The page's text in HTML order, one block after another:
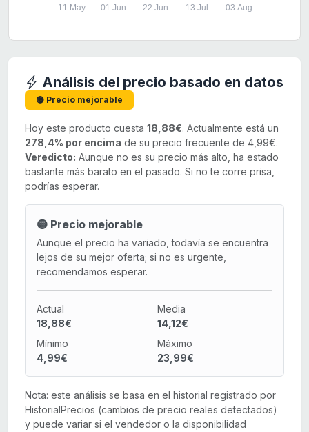
11 May 01 Jun 22 Jun 13 Jul 03 Aug
Análisis del precio basado en datos
🟡 Precio mejorable
Hoy este producto cuesta 18,88€. Actualmente está un
278,4% por encima de su precio frecuente de 4,99€.
Veredicto: Aunque no es su precio más alto, ha estado
bastante más barato en el pasado. Si no te corre prisa,
podrías esperar.
🟡 Precio mejorable
Aunque el precio ha variado, todavía se encuentra
lejos de su mejor oferta; si no es urgente,
recomendamos esperar.
Actual
18,88€
Media
14,12€
Mínimo
4,99€
Máximo
23,99€
Nota: este análisis se basa en el historial registrado por
HistorialPrecios (cambios de precio reales detectados)
y puede variar si el vendedor o la disponibilidad